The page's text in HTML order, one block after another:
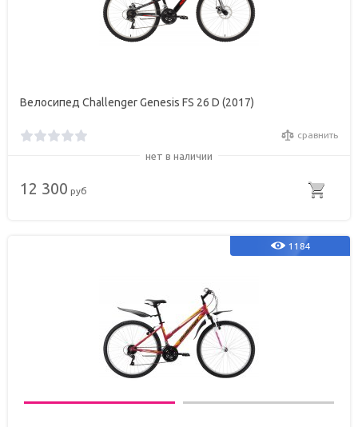
Велосипед Challenger Genesis FS 26 D (2017)
сравнить
нет в наличии
12 300 руб
1184